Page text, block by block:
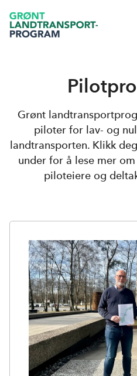
Grønt
piloter for lav- og
landtransporten. Klikk
under for å lese mer
piloteiere og